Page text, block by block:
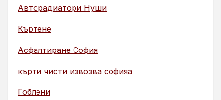
Авторадиатори Нуши
Къртене
Асфалтиране София
кърти чисти извозва софияа
Гоблени